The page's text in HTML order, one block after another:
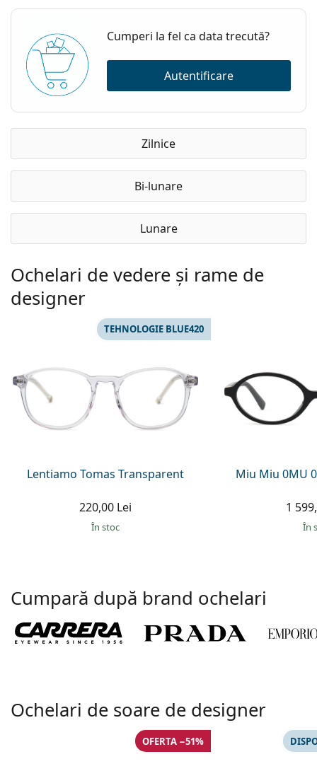
Cumperi la fel ca data trecută?
Autentificare
Zilnice
Bi-lunare
Lunare
Ochelari de vedere și rame de
designer
Lentiamo Tomas Transparent
TEHNOLOGIE BLUE420
220,00 Lei
În stoc
Miu Miu 0MU
1
În
Cumpară după brand ochelari
Ochelari de soare de designer
OFERTA −51%